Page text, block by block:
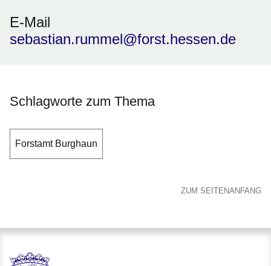
E-Mail
sebastian.rummel@forst.hessen.de
Schlagworte zum Thema
Forstamt Burghaun
ZUM SEITENANFANG